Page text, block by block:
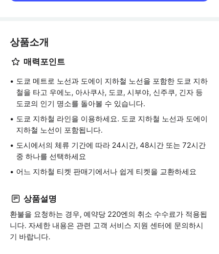
상품소개
매력포인트
도쿄 메트로 노선과 도에이 지하철 노선을 포함한 도쿄 지하
철을 타고 우에노, 아사쿠사, 도쿄, 시부야, 신주쿠, 긴자 등
도쿄의 인기 명소를 돌아볼 수 있습니다.
도쿄 지하철 라인을 이용하세요. 도쿄 지하철 노선과 도에이
지하철 노선이 포함됩니다.
도시에서의 체류 기간에 따라 24시간, 48시간 또는 72시간
중 하나를 선택하세요
어느 지하철 티켓 판매기에서나 쉽게 티켓을 교환하세요
상품설명
환불을 요청하는 경우, 예약당 220엔의 취소 수수료가 적용됩
니다. 자세한 내용은 관련 고객 서비스 지원 센터에 문의하시
기 바랍니다.